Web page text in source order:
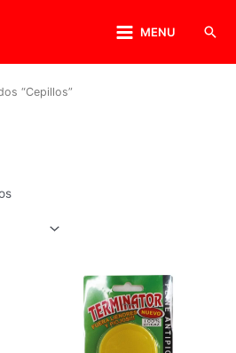
MENU
“Cepillos”